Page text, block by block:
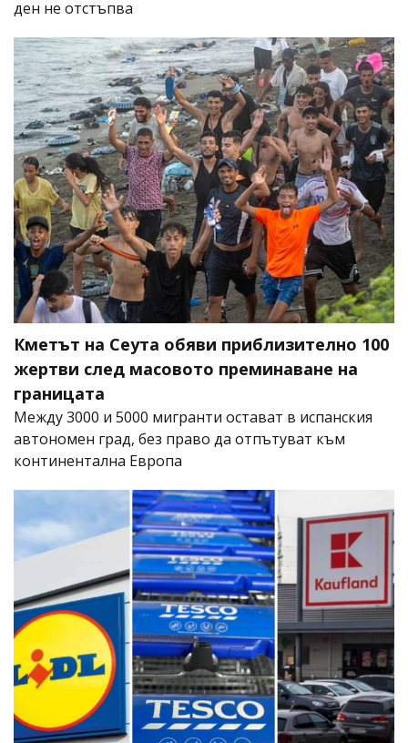
ден не отстъпва
Кметът на Сеута обяви приблизително 100
жертви след масовото преминаване на
границата
Между 3000 и 5000 мигранти остават в испанския
автономен град, без право да отпътуват към
континентална Европа